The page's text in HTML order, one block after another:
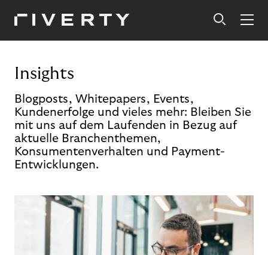
Insights
Blogposts, Whitepapers, Events,
Kundenerfolge und vieles mehr: Bleiben Sie
mit uns auf dem Laufenden in Bezug auf
aktuelle Branchenthemen,
Konsumentenverhalten und Payment-
Entwicklungen.